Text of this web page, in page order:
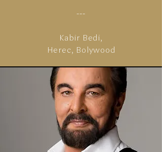
---
Kabir Bedi,
Herec, Bolywood